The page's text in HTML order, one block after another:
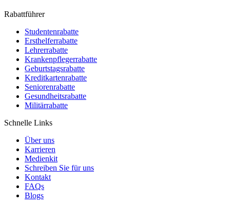
Rabattführer
Studentenrabatte
Ersthelferrabatte
Lehrerrabatte
Krankenpflegerrabatte
Geburtstagsrabatte
Kreditkartenrabatte
Seniorenrabatte
Gesundheitsrabatte
Militärrabatte
Schnelle Links
Über uns
Karrieren
Medienkit
Schreiben Sie für uns
Kontakt
FAQs
Blogs